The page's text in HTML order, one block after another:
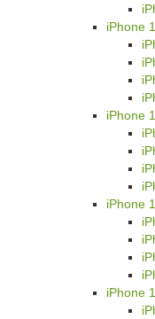
iPhone
iPhone
iPhone
iPhone